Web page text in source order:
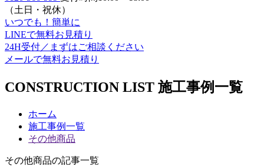
（土日・祝休）
いつでも！簡単に
LINEで無料お見積り
24H受付／ まずはご相談ください
メールで無料お見積り
CONSTRUCTION LIST 施工事例一覧
ホーム
施工事例一覧
その他商品
その他商品の記事一覧